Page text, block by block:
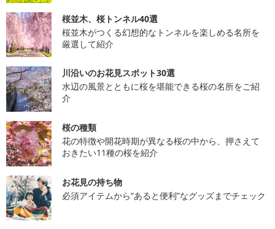
桜並木、桜トンネル40選
桜並木がつくる幻想的なトンネルを楽しめる名所を
厳選して紹介
川沿いのお花見スポット30選
水辺の風景とともに桜を堪能できる桜の名所をご紹
介
桜の種類
花の特徴や開花時期が異なる桜の中から、押さえて
おきたい11種の桜を紹介
お花見の持ち物
必須アイテムから“あると便利”なグッズまでチェック